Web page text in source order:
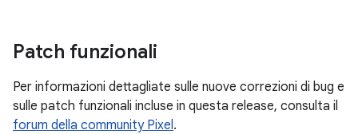
Patch funzionali
Per informazioni dettagliate sulle nuove correzioni di bug e
sulle patch funzionali incluse in questa release, consulta il
forum della community Pixel.